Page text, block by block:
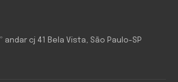
andar cj 41 Bela Vista, São Paulo-SP